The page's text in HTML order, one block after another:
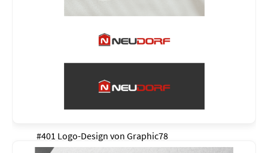
#401 Logo-Design von Graphic78